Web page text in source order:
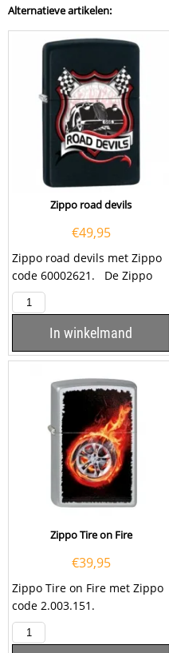
Alternatieve artikelen:
Zippo road devils
€49,95
Zippo road devils met Zippo
code 60002621. De Zippo
road devils is een matzwarte
Zippo...
In winkelmand
Zippo Tire on Fire
€39,95
Zippo Tire on Fire met Zippo
code 2.003.151.